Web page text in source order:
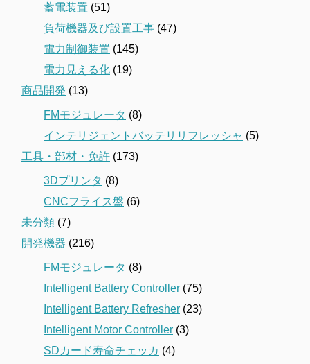
蓄電装置 (51)
負荷機器及び設置工事 (47)
電力制御装置 (145)
電力見える化 (19)
商品開発 (13)
FMモジュレータ (8)
インテリジェントバッテリリフレッシャ (5)
工具・部材・免許 (173)
3Dプリンタ (8)
CNCフライス盤 (6)
未分類 (7)
開発機器 (216)
FMモジュレータ (8)
Intelligent Battery Controller (75)
Intelligent Battery Refresher (23)
Intelligent Motor Controller (3)
SDカード寿命チェッカ (4)